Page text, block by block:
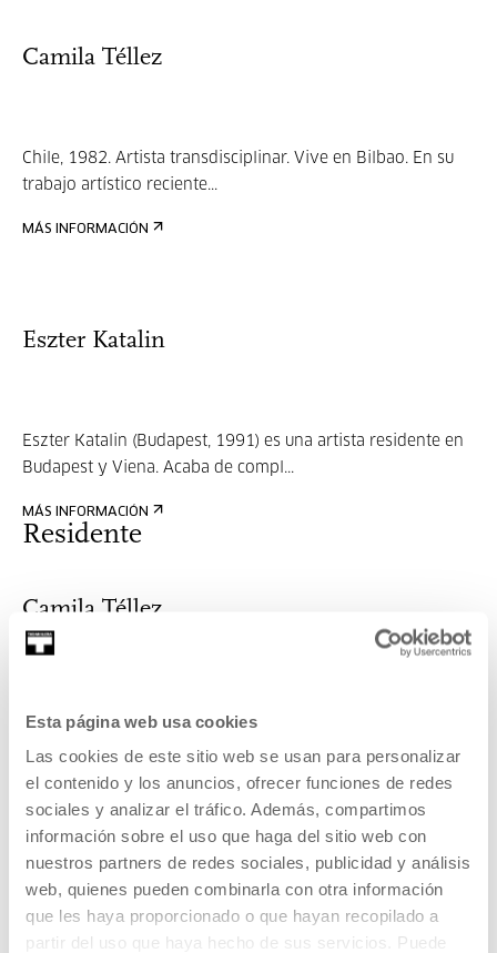
Esta página web usa cookies
Las cookies de este sitio web se usan para personalizar
el contenido y los anuncios, ofrecer funciones de redes
sociales y analizar el tráfico. Además, compartimos
información sobre el uso que haga del sitio web con
nuestros partners de redes sociales, publicidad y análisis
web, quienes pueden combinarla con otra información
que les haya proporcionado o que hayan recopilado a
partir del uso que haya hecho de sus servicios. Puede
Camila Téllez
Chile, 1982. Artista transdisciplinar. Vive en Bilbao. En su
trabajo artístico reciente...
MÁS INFORMACIÓN
Eszter Katalin
Eszter Katalin (Budapest, 1991) es una artista residente en
Budapest y Viena. Acaba de compl...
MÁS INFORMACIÓN
Residente
Camila Téllez
MÁS INFORMACIÓN
Eszter Katalin